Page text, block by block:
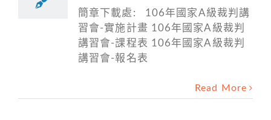
簡章下載處: 106年國家A級裁判講
習會-實施計畫 106年國家A級裁判
講習會-課程表 106年國家A級裁判
講習會-報名表
Read More